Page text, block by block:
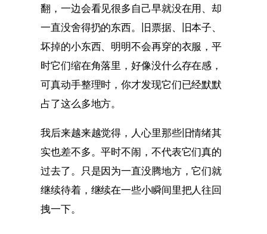
翻，一边会看见很多自己早就没在用、却
一直没舍得扔的东西。旧票据、旧本子、
坏掉的小东西、明明不会再穿的衣服，平
时它们缩在角落里，好像没什么存在感，
可真动手整理时，你才发现它们已经默默
占了这么多地方。
我后来越来越觉得，人心里那些旧情绪其
实也差不多。平时不闹，不代表它们真的
过去了。只是因为一直没腾地方，它们就
继续待着，继续在一些小瞬间里把人往回
拽一下。